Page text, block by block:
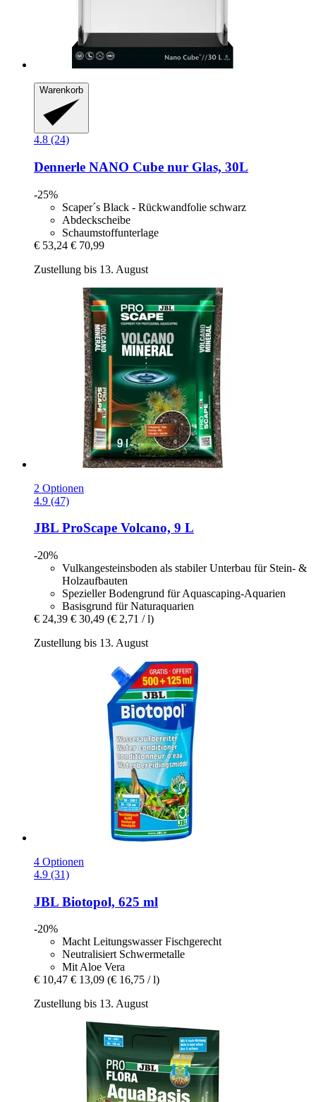
Warenkorb
4.8 (24)
Dennerle NANO Cube nur Glas, 30L
-25%
Scaper´s Black - Rückwandfolie schwarz
Abdeckscheibe
Schaumstoffunterlage
€ 53,24 € 70,99
Zustellung bis 13. August
2 Optionen
4.9 (47)
JBL ProScape Volcano, 9 L
-20%
Vulkangesteinsboden als stabiler Unterbau für Stein- &
Holzaufbauten
Spezieller Bodengrund für Aquascaping-Aquarien
Basisgrund für Naturaquarien
€ 24,39 € 30,49 (€ 2,71 / l)
Zustellung bis 13. August
4 Optionen
4.9 (31)
JBL Biotopol, 625 ml
-20%
Macht Leitungswasser Fischgerecht
Neutralisiert Schwermetalle
Mit Aloe Vera
€ 10,47 € 13,09 (€ 16,75 / l)
Zustellung bis 13. August